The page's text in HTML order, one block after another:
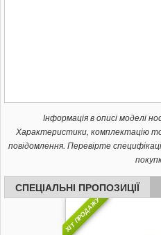
Інформація в описі моделі
Характеристики, комплектацію
повідомлення. Перевірте
СПЕЦІАЛЬНІ ПРОПОЗИЦІЇ
ХІТ ПРОДАЖУ